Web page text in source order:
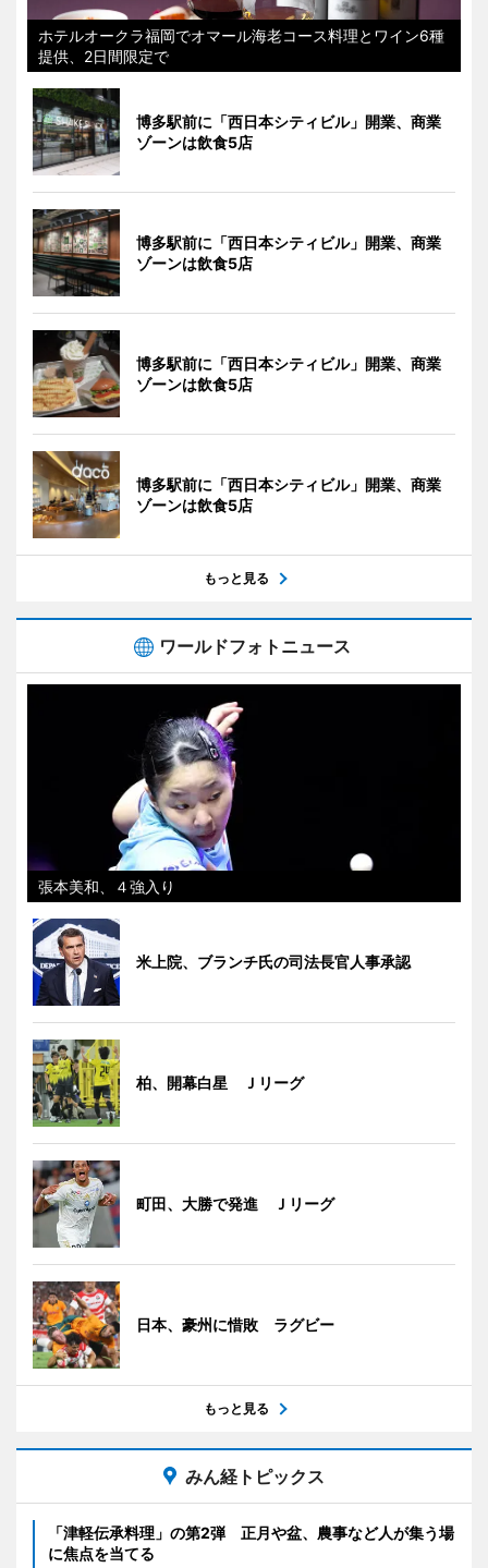
ホテルオークラ福岡でオマール海老コース料理とワイン6種
提供、2日間限定で
博多駅前に「西日本シティビル」開業、商業
ゾーンは飲食5店
博多駅前に「西日本シティビル」開業、商業
ゾーンは飲食5店
博多駅前に「西日本シティビル」開業、商業
ゾーンは飲食5店
博多駅前に「西日本シティビル」開業、商業
ゾーンは飲食5店
もっと見る
ワールドフォトニュース
張本美和、４強入り
米上院、ブランチ氏の司法長官人事承認
柏、開幕白星 Ｊリーグ
町田、大勝で発進 Ｊリーグ
日本、豪州に惜敗 ラグビー
もっと見る
みん経トピックス
「津軽伝承料理」の第2弾 正月や盆、農事など人が集う場
に焦点を当てる